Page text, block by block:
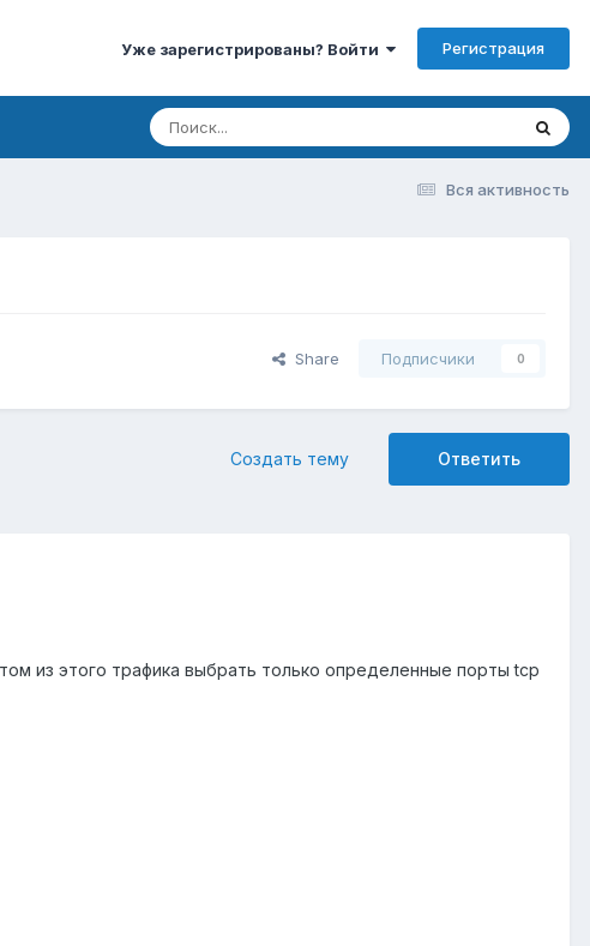
Уже зарегистрированы? Войти Регистрация
Вся активность
Share Подписчики 0
Ответить
Создать тему
из этого трафика выбрать только определенные порты tcp